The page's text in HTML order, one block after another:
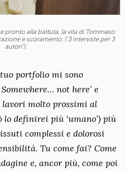
pronto alla battuta, la vita di Tommaso
e scoramento. (‘3 interviste per 3
autori’).
portfolio mi sono
not here’ e
lavori molto prossimi al
lo definirei più ‘umano’) più
complessi e dolorosi
Tu come fai? Come
e, ancor più, come poi